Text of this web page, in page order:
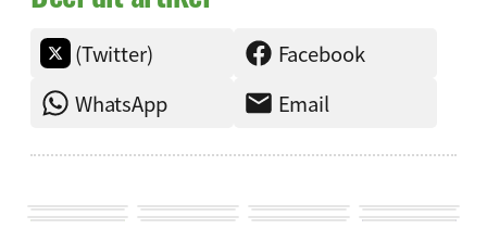
(Twitter)
Facebook
WhatsApp
Email